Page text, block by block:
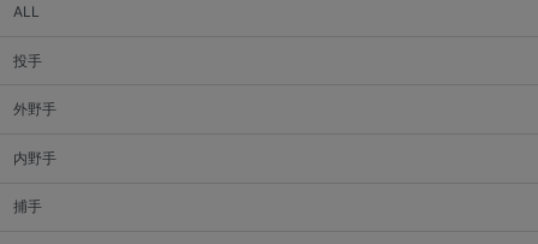
ALL
投手
外野手
内野手
捕手